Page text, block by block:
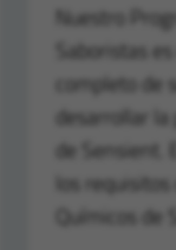
Nuestro
Saboristas
completo
desarrollar
de Sensient.
los
Químicos de